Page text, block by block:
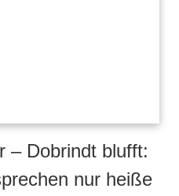
– Dobrindt blufft:
nur heiße